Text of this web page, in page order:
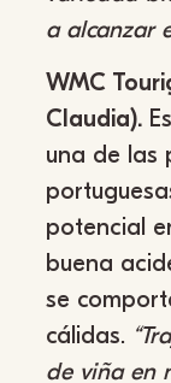
a alcanzar
WMC
Claudia).
una de las
potencial
buena
se
cálidas.
de viña en